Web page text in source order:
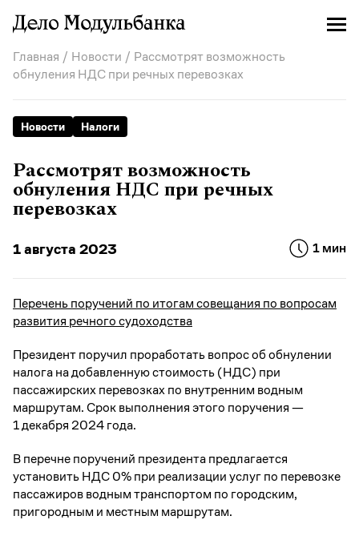
Главная / Новости / Рассмотрят возможность
обнуления НДС при речных перевозках
Новости Налоги
Рассмотрят возможность
обнуления НДС при речных
перевозках
1 августа 2023 1 мин
Перечень поручений по итогам совещания по вопросам
развития речного судоходства
Президент поручил проработать вопрос об обнулении
налога на добавленную стоимость (НДС) при
пассажирских перевозках по внутренним водным
маршрутам. Срок выполнения этого поручения —
1 декабря 2024 года.
В перечне поручений президента предлагается
установить НДС 0% при реализации услуг по перевозке
пассажиров водным транспортом по городским,
пригородным и местным маршрутам.